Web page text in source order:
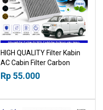
HIGH QUALITY Filter Kabin
AC Cabin Filter Carbon
Suzuki APV 2004+
18518030
Rp 55.000